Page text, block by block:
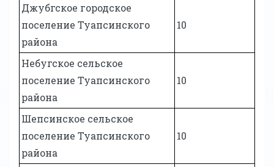
Джубгское городское
поселение Туапсинского
района
10
Небугское сельское
поселение Туапсинского
района
10
Шепсинское сельское
поселение Туапсинского
района
10